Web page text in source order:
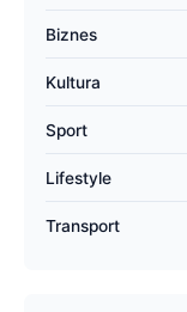
Biznes
Kultura
Sport
Lifestyle
Transport